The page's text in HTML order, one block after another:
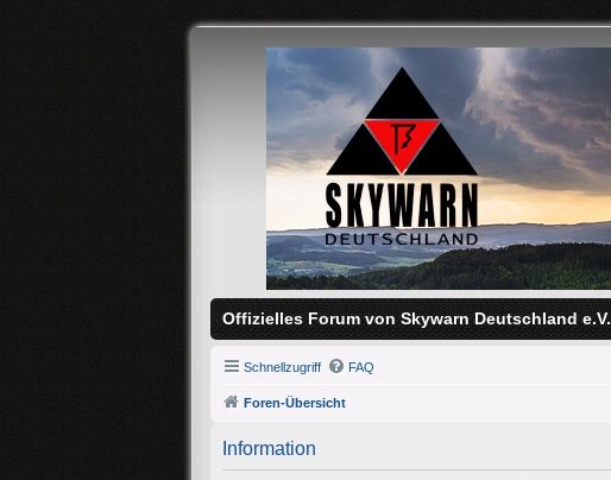
Offizielles Forum von Skywarn Deutschland e.V.
Schnellzugriff FAQ
Foren-Übersicht
Information